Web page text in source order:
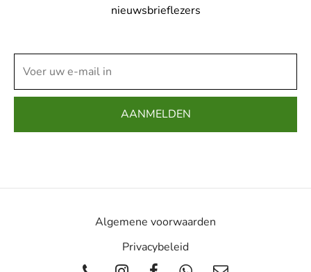
nieuwsbrieflezers
Algemene voorwaarden
Privacybeleid